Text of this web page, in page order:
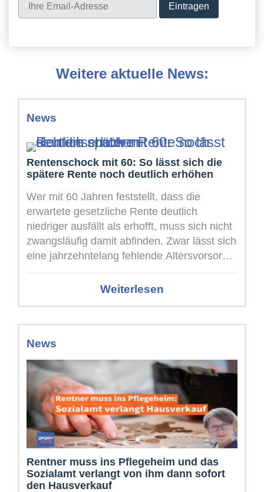
Weitere aktuelle News:
News
Rentenschock mit 60: So lässt sich die
spätere Rente noch deutlich erhöhen
Wer mit 60 Jahren feststellt, dass die
erwartete gesetzliche Rente deutlich
niedriger ausfällt als erhofft, muss sich nicht
zwangsläufig damit abfinden. Zwar lässt sich
eine jahrzehntelang fehlende Altersvorsorge
kurz vor ...
Weiterlesen
News
Rentner muss ins Pflegeheim und das
Sozialamt verlangt von ihm dann sofort
den Hausverkauf